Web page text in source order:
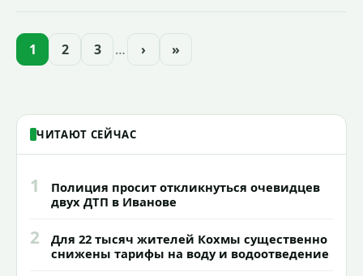
областей (самцу - 6 месяцев, самочке —
1 2 3 … › »
ЧИТАЮТ СЕЙЧАС
1
Полиция просит откликнуться очевидцев
двух ДТП в Иванове
2
Для 22 тысяч жителей Кохмы существенно
снижены тарифы на воду и водоотведение